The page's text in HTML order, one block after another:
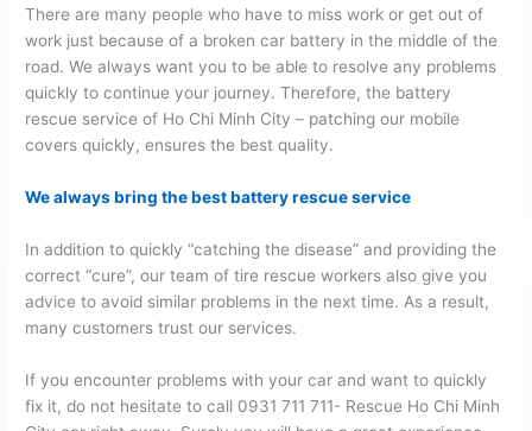
There are many people who have to miss work or get out of
work just because of a broken car battery in the middle of the
road. We always want you to be able to resolve any problems
quickly to continue your journey. Therefore, the battery
rescue service of Ho Chi Minh City – patching our mobile
covers quickly, ensures the best quality.
We always bring the best battery rescue service
In addition to quickly “catching the disease” and providing the
correct “cure”, our team of tire rescue workers also give you
advice to avoid similar problems in the next time. As a result,
many customers trust our services.
If you encounter problems with your car and want to quickly
fix it, do not hesitate to call 0931 711 711- Rescue Ho Chi Minh